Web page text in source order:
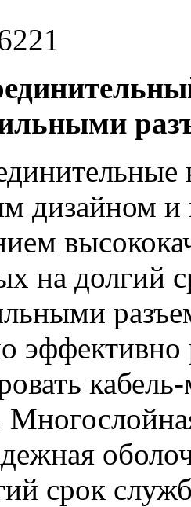
дизайном и
на долгий
эффективно
срок